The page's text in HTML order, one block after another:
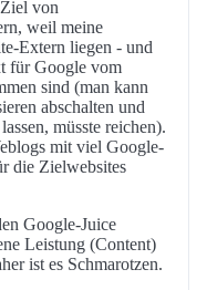
von
weil meine
Extern liegen - und
für Google vom
sind (man kann
abschalten und
müsste reichen).
mit viel Google-
die Zielwebsites
Google-Juice
Leistung (Content)
ist es Schmarotzen.